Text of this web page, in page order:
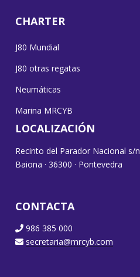
CHARTER
J80 Mundial
J80 otras regatas
Neumáticas
Marina MRCYB
LOCALIZACIÓN
Recinto del Parador Nacional s/n
Baiona · 36300 · Pontevedra
CONTACTA
986 385 000
secretaria@mrcyb.com